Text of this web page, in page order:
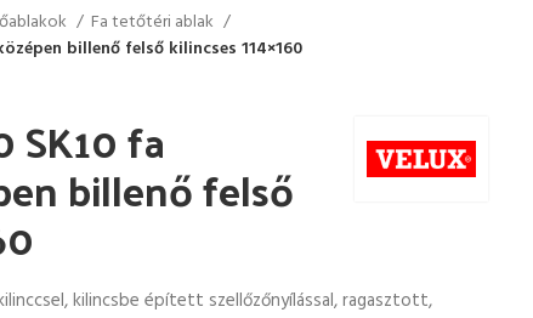
Fa tetőtéri ablak
billenő felső kilincses 114×160
SK10 fa
billenő felső
kilincsbe épített szellőzőnyílással, ragasztott,